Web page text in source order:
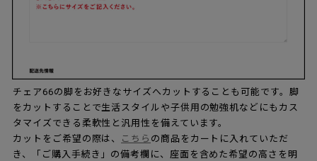
チェア66の脚をお好きなサイズへカットすることも可能です。脚
をカットすることで生活スタイルや子供用の勉強机などにもカス
タマイズできる柔軟性と汎用性を備えています。
カットをご希望の際は、
こちら の商品をカートに入れていただ
き、「ご購入手続き」の備考欄に、座面を含めた希望の高さを明